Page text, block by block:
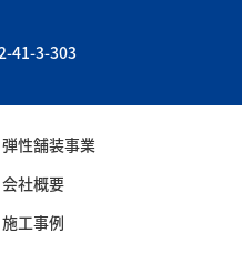
41-3-303
弾性舗装事業
会社概要
施工事例